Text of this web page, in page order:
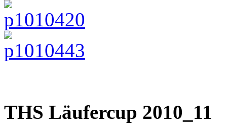
THS Läufercup 2010_11